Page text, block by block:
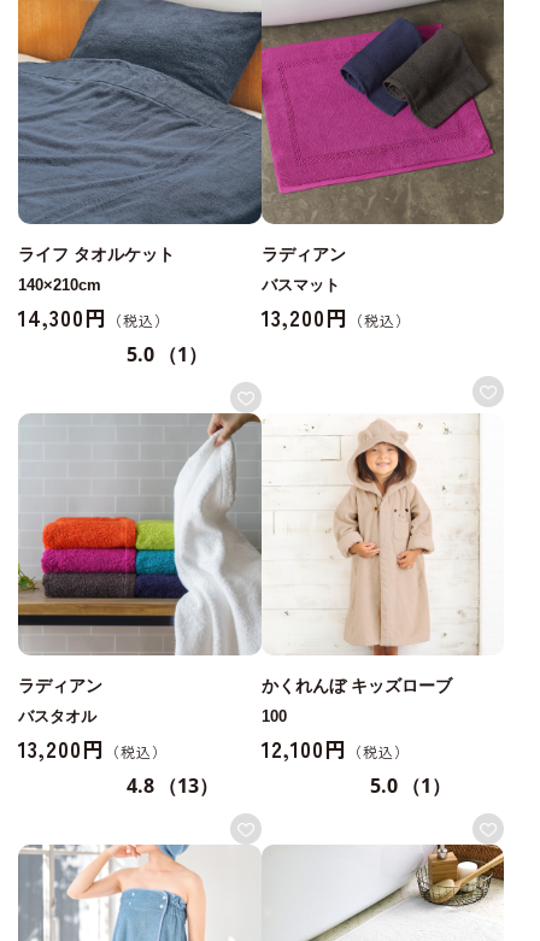
ライフ タオルケット
140×210cm
14,300円
5.0 （1）
ラディアン
バスマット
13,200円
ラディアン
バスタオル
13,200円
4.8 （13）
かくれんぼ キッズローブ
100
12,100円
5.0 （1）